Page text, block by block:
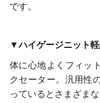
です。
▼ハイゲージニット
体に心地よくフィッ
クセーター。汎用性
っているとさまざま